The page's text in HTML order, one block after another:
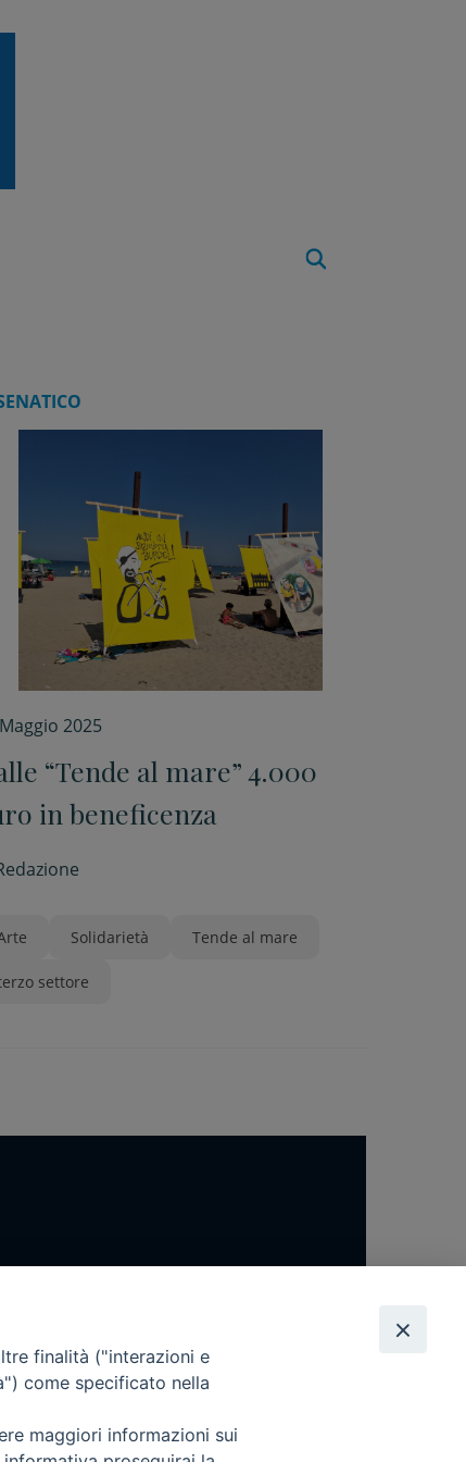
2025
“Tende al mare” 4.000
in beneficenza
Solidarietà Tende al mare
settore
finalità ("interazioni e
come specificato nella
maggiori informazioni sui